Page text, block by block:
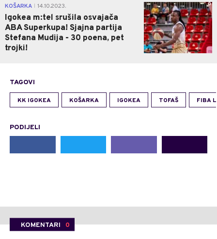
KOŠARKA 14.10.2023.
Igokea m:tel srušila osvajača
ABA Superkupa! Sjajna partija
Stefana Mudija - 30 poena, pet
trojki!
0
TAGOVI
KK IGOKEA KOŠARKA IGOKEA TOFAŠ FIBA
PODIJELI
KOMENTARI 0